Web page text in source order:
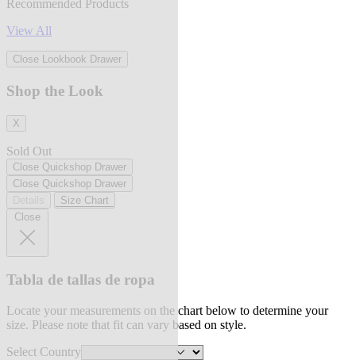
Recommended Products
View All
Close Lookbook Drawer
Shop the Look
X
Sold Out
Close Quickshop Drawer
Close Quickshop Drawer
Size Chart
Close
Tabla de tallas de ropa
Locate your measurements on the chart below to determine your
size. Please note that fit can vary based on style.
Select Country